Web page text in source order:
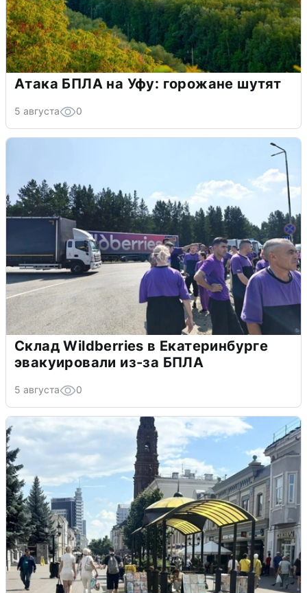
Атака БПЛА на Уфу: горожане шутят
5 августа 0
Склад Wildberries в Екатеринбурге
эвакуировали из-за БПЛА
5 августа 0